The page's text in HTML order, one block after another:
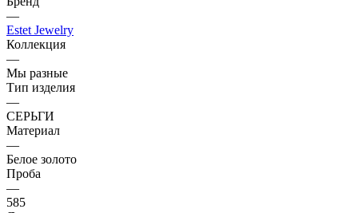
—
Estet Jewelry
Коллекция
—
Мы разные
Тип изделия
—
СЕРЬГИ
Материал
—
Белое золото
Проба
—
585